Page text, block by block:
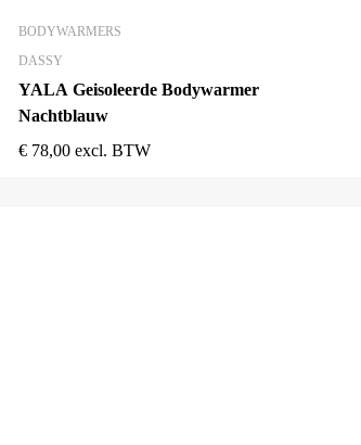
BODYWARMERS
DASSY
YALA Geisoleerde Bodywarmer
Nachtblauw
€ 78,00 excl. BTW